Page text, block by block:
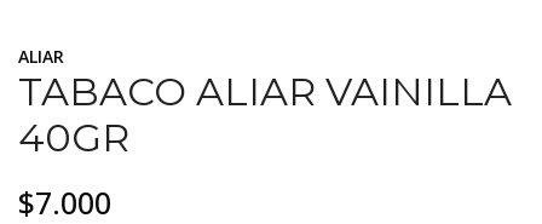
ALIAR
TABACO ALIAR VAINILLA
40GR
$7.000